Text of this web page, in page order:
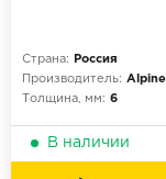
Страна:
Россия
Производитель:
Толщина, мм: 6
В наличии